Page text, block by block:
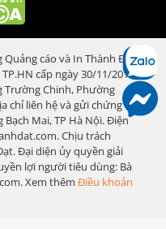
cáo và In Thành Đạt.
cấp ngày 30/11/2018.
Trường Chinh, Phường
chỉ liên hệ và gửi chứng từ:
Mai, TP Hà Nội. Điện
Chịu trách
Đại diện ủy quyền giải
lợi người tiêu dùng: Bà
Xem thêm Điều khoản